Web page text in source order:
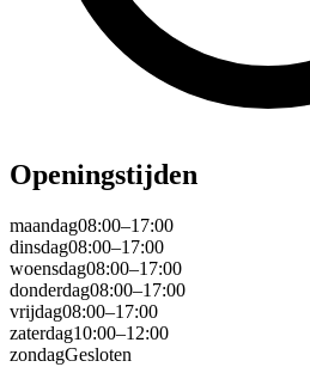
Openingstijden
maandag08:00–17:00
dinsdag08:00–17:00
woensdag08:00–17:00
donderdag08:00–17:00
vrijdag08:00–17:00
zaterdag10:00–12:00
zondagGesloten